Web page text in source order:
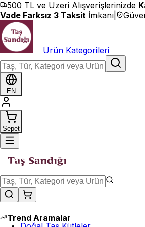
İçeriğe geç
500 TL ve Üzeri Alışverişlerinizde
Vade Farksız 3 Taksit İmkanı
Ürün Kategorileri
EN
Sepet
Trend Aramalar